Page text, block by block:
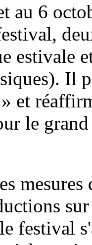
au 6
estivale
Il
et
le